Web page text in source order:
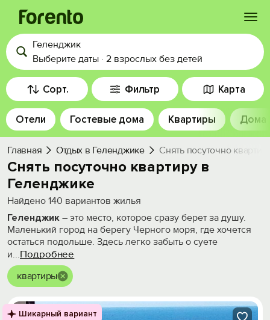
Войти
Избранное
История просмотра
Добавить свой объект
Геленджик
Выберите даты · 2 взрослых без детей
Сорт. Фильтр Карта
Отели Гостевые дома Квартиры Дома
Главная Отдых в Геленджике Снять посуточно
Снять посуточно квартиру в
Геленджике
Найдено 140 вариантов жилья
Геленджик – это место, которое сразу берет за душу.
Маленький город на берегу Черного моря, где хочется
остаться подольше. Здесь легко забыть о суете
и...Подробнее
квартиры
Шикарный вариант